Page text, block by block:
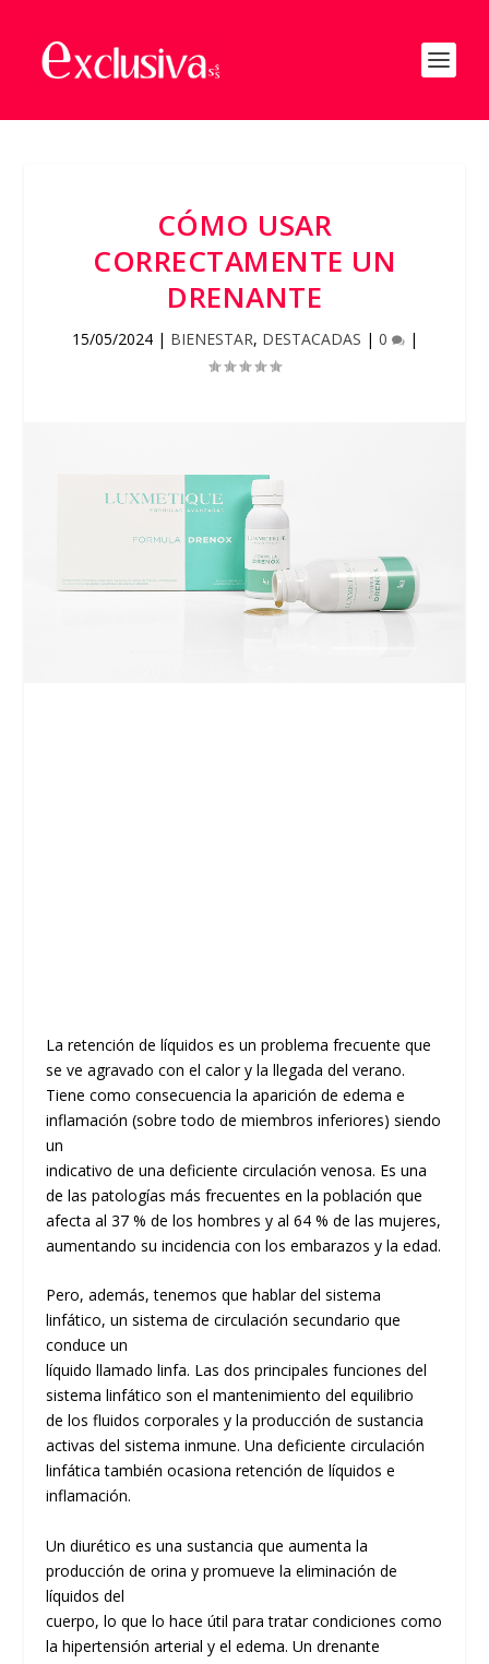
CÓMO USAR
CORRECTAMENTE UN
DRENANTE
15/05/2024| BIENESTAR, DESTACADAS | 0 |
La retención de líquidos es un problema frecuente que
se ve agravado con el calor y la llegada del verano.
Tiene como consecuencia la aparición de edema e
inflamación (sobre todo de miembros inferiores) siendo
un
indicativo de una deficiente circulación venosa. Es una
de las patologías más frecuentes en la población que
afecta al 37 % de los hombres y al 64 % de las mujeres,
aumentando su incidencia con los embarazos y la edad.
Pero, además, tenemos que hablar del sistema
linfático, un sistema de circulación secundario que
conduce un
líquido llamado linfa. Las dos principales funciones del
sistema linfático son el mantenimiento del equilibrio
de los fluidos corporales y la producción de sustancia
activas del sistema inmune. Una deficiente circulación
linfática también ocasiona retención de líquidos e
inflamación.
Un diurético es una sustancia que aumenta la
producción de orina y promueve la eliminación de
líquidos del
cuerpo, lo que lo hace útil para tratar condiciones como
la hipertensión arterial y el edema. Un drenante